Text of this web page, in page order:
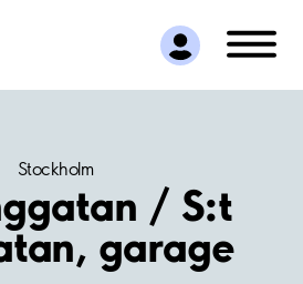
Stockholm
/ S:t
garage